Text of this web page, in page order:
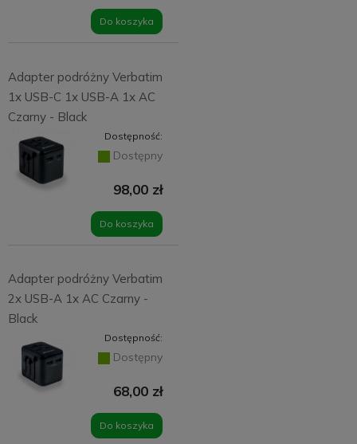
Do koszyka
Adapter podróżny Verbatim
1x USB-C 1x USB-A 1x AC
Czarny - Black
Dostępność:
Dostępny
98,00 zł
Do koszyka
Adapter podróżny Verbatim
2x USB-A 1x AC Czarny -
Black
Dostępność:
Dostępny
68,00 zł
Do koszyka